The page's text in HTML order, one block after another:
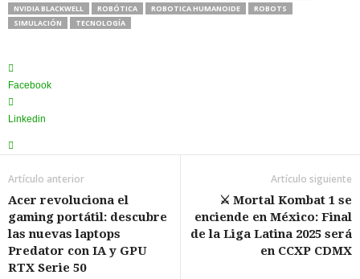
NVIDIA BLACKWELL
ROBÓTICA ROBOTICA HUMANOIDE
ROBOTS
SIMULACIÓN
TECNOLOGÍA
Facebook
Linkedin
Artículo anterior
Acer revoluciona el
gaming portátil: descubre
las nuevas laptops
Predator con IA y GPU
RTX Serie 50
Artículo siguiente
⚔️ Mortal Kombat 1 se
enciende en México: Final
de la Liga Latina 2025 será
en CCXP CDMX